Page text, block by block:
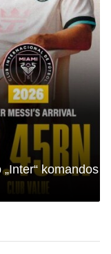
komandos